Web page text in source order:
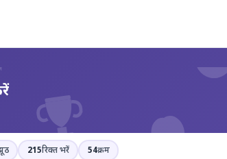
?
215रिक्त भरें 54क्रम